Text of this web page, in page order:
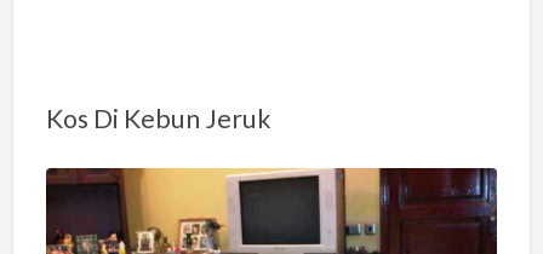
Kos Di Kebun Jeruk